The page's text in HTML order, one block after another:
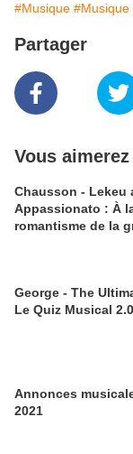
#Musique #Musique
Partager
Vous
Chausson - Lekeu
Appassionato : À
romantisme de la
George - The Ultimate Quiz Music «
Le Quiz Musical
Annonces
2021